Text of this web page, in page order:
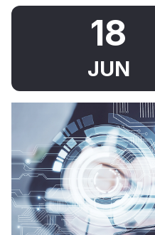
18
JUN